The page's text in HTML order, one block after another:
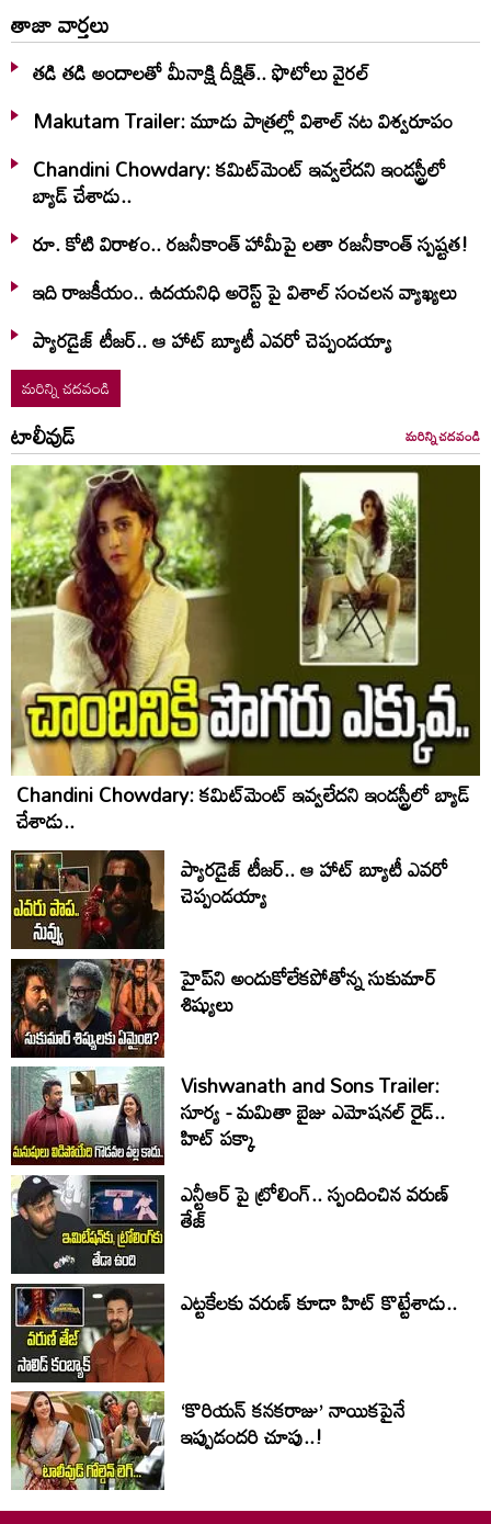
తాజా వార్తలు
తడి తడి అందాలతో మీనాక్షి దీక్షిత్‌.. ఫొటోలు వైరల్
Makutam Trailer: మూడు పాత్రల్లో విశాల్ నట విశ్వరూపం
Chandini Chowdary: కమిట్‌మెంట్ ఇవ్వలేదని ఇండస్ట్రీలో
బ్యాడ్ చేశాడు..
రూ. కోటి విరాళం.. రజనీకాంత్ హామీపై లతా రజనీకాంత్ స్పష్టత!
ఇది రాజకీయం.. ఉదయనిధి అరెస్ట్ పై విశాల్ సంచలన వ్యాఖ్యలు
ప్యారడైజ్ టీజర్.. ఆ హాట్ బ్యూటీ ఎవరో చెప్పండయ్యా
మరిన్ని చదవండి
టాలీవుడ్ మరిన్ని చదవండి
Chandini Chowdary: కమిట్‌మెంట్ ఇవ్వలేదని ఇండస్ట్రీలో బ్యాడ్
చేశాడు..
ప్యారడైజ్ టీజర్.. ఆ హాట్ బ్యూటీ ఎవరో
చెప్పండయ్యా
హైప్‌ని అందుకోలేకపోతోన్న సుకుమార్
శిష్యులు
Vishwanath and Sons Trailer:
సూర్య - మమితా బైజు ఎమోషనల్ రైడ్..
హిట్ పక్కా
ఎన్టీఆర్ పై ట్రోలింగ్.. స్పందించిన వరుణ్
తేజ్
ఎట్టకేలకు వరుణ్ కూడా హిట్ కొట్టేశాడు..
‘కొరియన్ కనకరాజు’ నాయికపైనే
ఇప్పుడందరి చూపు..!